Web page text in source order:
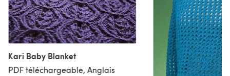
Kari Baby Blanket
PDF téléchargeable, Anglais